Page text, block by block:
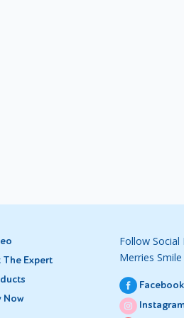
The Expert
Now
Follow Social
Merries Smile
Facebook